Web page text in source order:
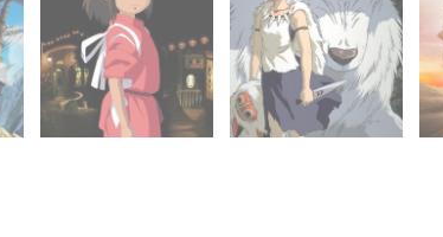
Aula - B 1.14a -
Furtwangen
Aula - B 1.14a -
Furtwangen